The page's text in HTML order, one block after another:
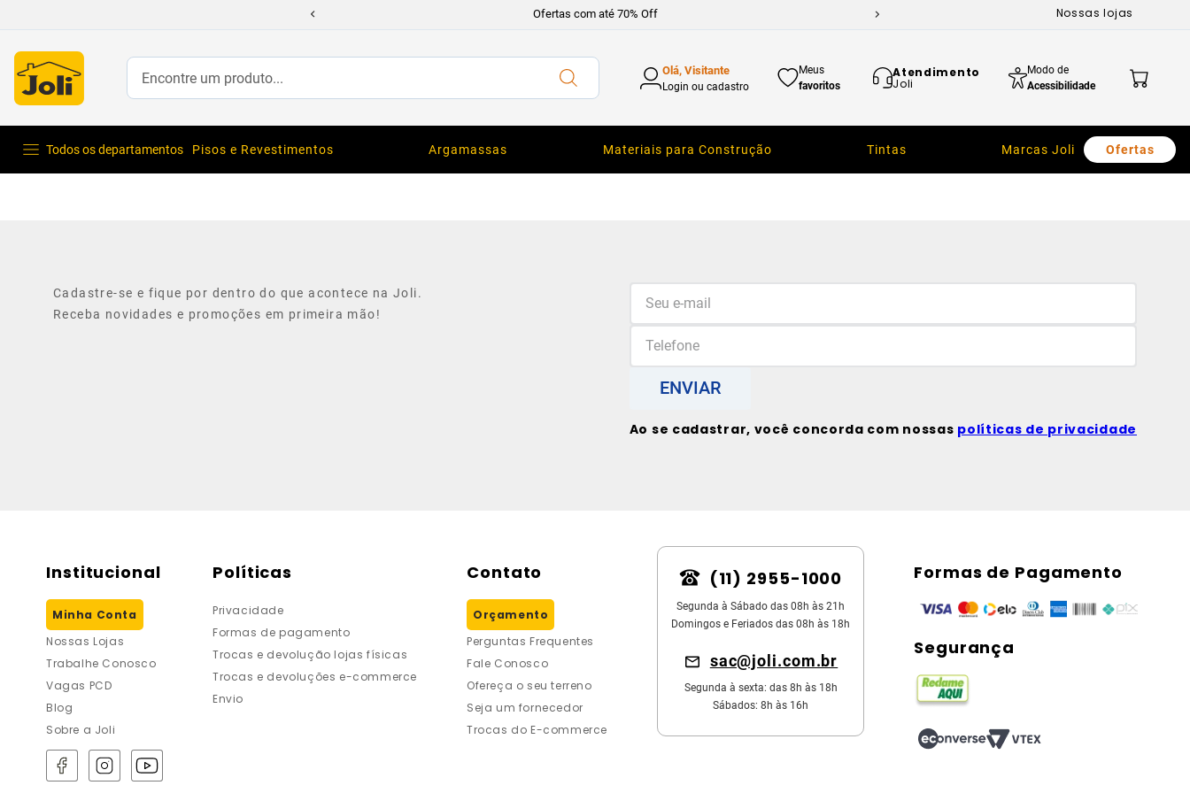
Ofertas com até 70% Off Nossas lojas
Encontre um produto... Olá, Visitante
Login ou cadastro
Meus
favoritos
Atendimento
Joli
Modo de
Acessibilidade
Todos os departamentos Pisos e Revestimentos Argamassas Materiais para Construção Tintas Marcas Joli Ofertas
Cadastre-se e fique por dentro do que acontece na Joli.
Receba novidades e promoções em primeira mão!
ENVIAR
Ao se cadastrar, você concorda com nossas políticas de privacidade
Institucional
Minha Conta
Nossas Lojas
Trabalhe Conosco
Vagas PCD
Blog
Sobre a Joli
Políticas
Privacidade
Formas de pagamento
Trocas e devolução lojas físicas
Trocas e devoluções e-commerce
Envio
Contato
Orçamento
Perguntas Frequentes
Fale Conosco
Ofereça o seu terreno
Seja um fornecedor
Trocas do E-commerce
(11) 2955-1000
Segunda à Sábado das 08h às 21h
Domingos e Feriados das 08h às 18h
sac@joli.com.br
Segunda à sexta: das 8h às 18h
Sábados: 8h às 16h
Formas de Pagamento
Segurança